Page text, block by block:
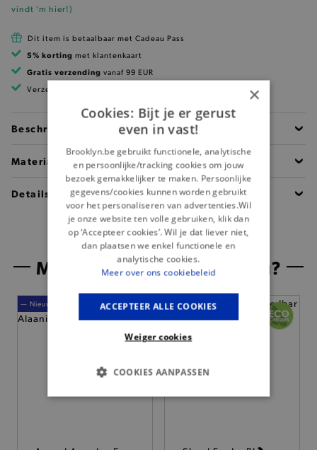
vindt 'm hier!)
Dit item is betaalbaar met Cadeau Pass
5% korting met klantenkaart
Gratis verzending vanaf 99 EUR
Verzending binnen 1 à 2 werkdagen
Beschrijving
Materiaal
Details
Misschien is dit iets voor jou?
— Nieuw
×
Cookies: Bijt je er gerust
even in vast!
Brooklyn.be gebruikt functionele, analytische
en persoonlijke/tracking cookies om jouw
bezoek gemakkelijker te maken. Persoonlijke
gegevens/cookies kunnen worden gebruikt
voor het personaliseren van advertenties.Wil
je onze website ten volle gebruiken, klik dan
op ‘Accepteer cookies’. Wil je dat liever niet,
dan plaatsen we enkel functionele en
analytische cookies.
Meer over ons cookiebeleid
ACCEPTEER ALLE COOKIES
Weiger cookies
COOKIES AANPASSEN
BASIS COOKIES